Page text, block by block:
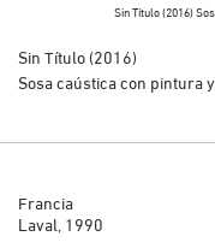
Sin Título (2016)
Sin Título (2016)
Sosa caústica con pintura
Francia
Laval, 1990